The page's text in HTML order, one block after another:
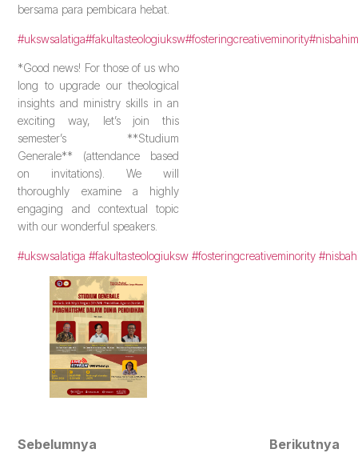
bersama para pembicara hebat.
#ukswsalatiga#fakultasteologiuksw#fosteringcreativeminority
*Good news! For those of us who
long to upgrade our theological
insights and ministry skills in an
exciting way, let’s join this
semester’s **Studium
Generale** (attendance based
on invitations). We will
thoroughly examine a highly
engaging and contextual topic
with our wonderful speakers.
#ukswsalatiga #fakultasteologiuksw #fosteringcreativeminority
Sebelumnya Berikutnya